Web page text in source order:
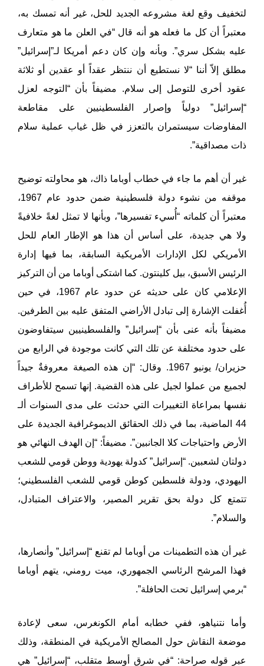
لتخفيف وقع لغة مشروعه الجديد للحل، غير أنه تمسك به،
معتبراً أن كل ما فعله هو أنه قال “في العلن ما هو متعارف
عليه بشكل سري”. وبأنه وإن كان دعم أمريكا لـ”إسرائيل”
مطلق إلاّ أننا “لا نستطيع أن ننتظر عقداً أو عقدين أو ثلاثة
عقود أخرى للتوصل إلى سلام. مضيفاً بأن “التوجه لعزل
“إسرائيل” دولياً وإصرار الفلسطينيين على مقاطعة
المفاوضات سيستمران بالتعزز في ظل غياب عملية سلام
ذات مصداقية”.
غير أن أهم ما جاء في خطاب أوباما ذاك، هو محاولته توضيح
موقفه من نشوء دولة فلسطينية ضمن حدود عام 1967،
معتبراً أن كلماته “أُسيء تفسيرها”، وبأنها لا تمثل لغةً خلافيةً
ولا هي جديدة، على أساس أن هذا هو الإطار العام للحل
الأمريكي لكل الإدارات الأمريكية السابقة، بما فيها إدارة
الرئيس الأسبق، بيل كلينتون. كما اشتكى أوباما من أن التركيز
الإعلامي كان على حديثه عن حدود عام 1967، في حين
أُغفلت الإشارة إلى تبادل الأراضي المتفق عليه بين الطرفين.
مضيفاً بأنه عنى بأن “إسرائيل” والفلسطينيين سيتفاوضون
على حدود مختلفة عن تلك التي كانت موجودة في الرابع من
حزيران/ يونيو 1967. وقال: “إن هذه الصيغة معروفةٌ جيداً
لجميع من عملوا لجيل على هذه القضية. إنها تسمح للأطراف
نفسها بمراعاة التغييرات التي حدثت على مدى السنوات ألـ
44 الماضية، بما في ذلك الحقائق الديموغرافية الجديدة على
الأرض واحتياجات كلا الجانبين”. مضيفاً: “إن الهدف النهائي هو
دولتان لشعبين. “إسرائيل” كدولة يهودية ووطن قومي للشعب
اليهودي، ودولة فلسطين كوطن قومي للشعب الفلسطيني؛
تتمتع كل دولة بحق تقرير المصير، والاعتراف المتبادل،
والسلام”.
غير أن هذه التطمينات من أوباما لم تقنع “إسرائيل” وأنصارها،
فهذا المرشح الرئاسي الجمهوري، ميت رومني، يتهم أوباما
“برمي إسرائيل تحت الحافلة”.
وأما نتنياهو، ففي خطابه أمام الكونغرس، سعى لإعادة
موضعة النقاش حول المصالح الأمريكية في المنطقة، وذلك
عبر قوله صراحة: “في شرق أوسط متقلب، “إسرائيل” هي